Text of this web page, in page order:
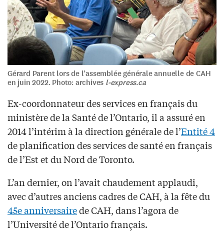
Gérard Parent lors de l’assemblée générale annuelle de CAH
en juin 2022. Photo: archives l-express.ca
Ex-coordonnateur des services en français du
ministère de la Santé de l’Ontario, il a assuré en
2014 l’intérim à la direction générale de l’Entité 4
de planification des services de santé en français
de l’Est et du Nord de Toronto.
L’an dernier, on l’avait chaudement applaudi,
avec d’autres anciens cadres de CAH, à la fête du
45e anniversairede CAH, dans l’agora de
l’Université de l’Ontario français.